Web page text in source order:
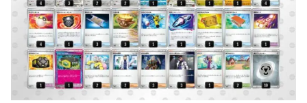
ブリジュラスex
ジュペッタex
アマージョex
イルカマンex